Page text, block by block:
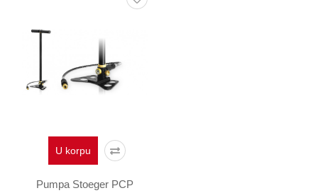
U korpu
Pumpa Stoeger PCP